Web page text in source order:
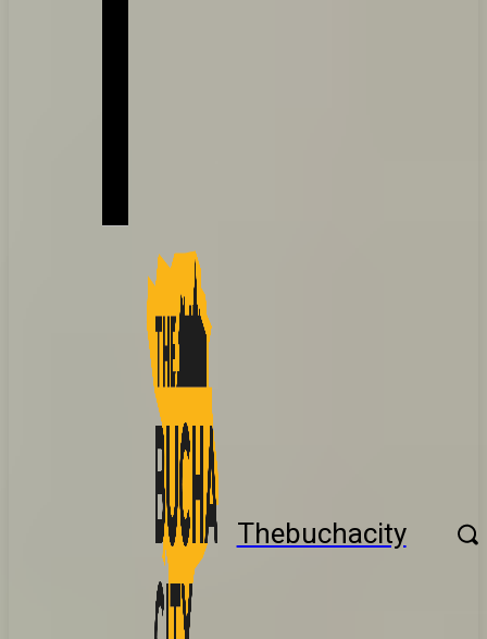
Thebuchacity